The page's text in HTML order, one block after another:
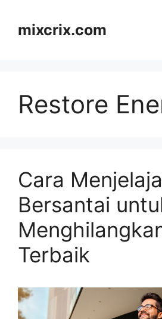
contentmixcrix.com
Restore
Cara
Bersantai
Terbaik